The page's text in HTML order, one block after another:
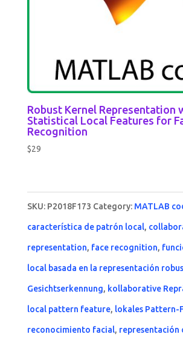
Robust Kernel Representation
Statistical Local Features for
Recognition
$29
SKU: P2018F173 Category: MATLAB
característica de patrón local,
representation, face recognition,
local basada en la representación
Gesichtserkennung, kollaborative
local pattern feature, lokales Pattern-
reconocimiento facial, representación